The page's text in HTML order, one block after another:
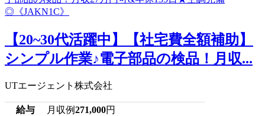
【20~30代活躍中】【社宅費全額補助】
シンプル作業♪電子部品の検品！月収...
UTエージェント株式会社
給与 月収例271,000円